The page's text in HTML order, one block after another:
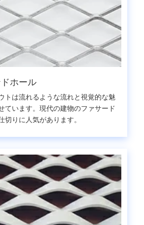
ホール
トは流れるような流れと視覚的な魅
ています。現代の建物のファサード
切りに人気があります。